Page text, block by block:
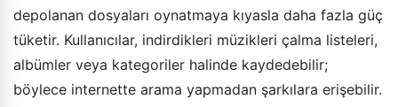
depolanan dosyaları oynatmaya kıyasla daha fazla güç
tüketir. Kullanıcılar, indirdikleri müzikleri çalma listeleri,
albümler veya kategoriler halinde kaydedebilir;
böylece internette arama yapmadan şarkılara erişebilir.